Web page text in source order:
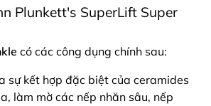
Plunkett's SuperLift Super
có các công dụng chính sau:
sự kết hợp đặc biệt của ceramides
làm mờ các nếp nhăn sâu, nếp